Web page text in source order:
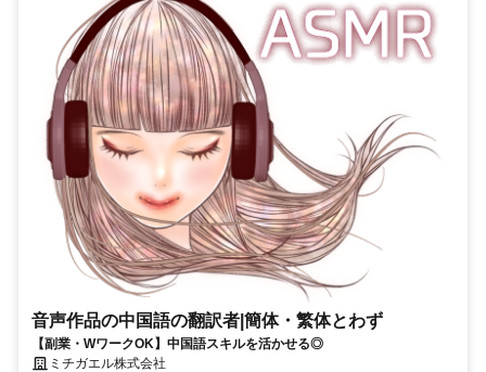
音声作品の中国語の翻訳者|簡体・繁体とわず
【副業・WワークOK】中国語スキルを活かせる◎
ミチガエル株式会社